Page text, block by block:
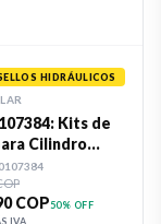
HIDRÁULICOS
Kits de
Cilindro
80 X 115
COP50% OFF
IVA